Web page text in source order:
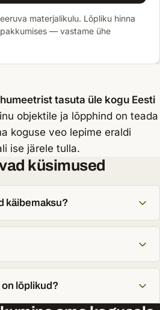
materjalikulu. Lõpliku hinna
— vastame ühe
tasuta üle kogu Eesti
objektile ja lõpphind on teada
koguse veo lepime eraldi
ise järele tulla.
küsimused
käibemaksu?
on lõplikud?